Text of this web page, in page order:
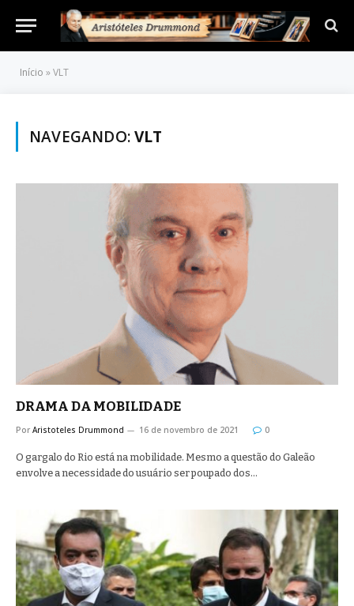
Início »VLT
NAVEGANDO:VLT
DRAMA DA MOBILIDADE
Por Aristoteles Drummond 16 de novembro de 2021 0
O gargalo do Rio está na mobilidade. Mesmo a questão do Galeão
envolve a necessidade do usuário ser poupado dos…